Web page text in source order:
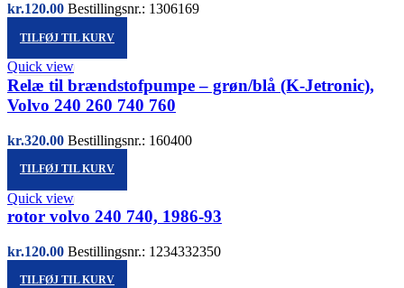
kr.120.00 Bestillingsnr.: 1306169
TILFØJ TIL KURV
Quick view
Relæ til brændstofpumpe – grøn/blå (K-Jetronic),
Volvo 240 260 740 760
kr.320.00 Bestillingsnr.: 160400
TILFØJ TIL KURV
Quick view
rotor volvo 240 740, 1986-93
kr.120.00 Bestillingsnr.: 1234332350
TILFØJ TIL KURV